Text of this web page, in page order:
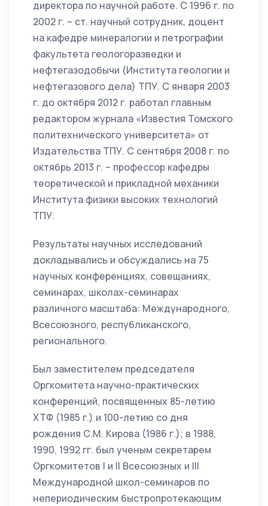
директора по научной работе. С 1996 г. по
2002 г. – ст. научный сотрудник, доцент
на кафедре минералогии и петрографии
факультета геологоразведки и
нефтегазодобычи (Института геологии и
нефтегазового дела) ТПУ. С января 2003
г. до октября 2012 г. работал главным
редактором журнала «Известия Томского
политехнического университета» от
Издательства ТПУ. С сентября 2008 г. по
октябрь 2013 г. – профессор кафедры
теоретической и прикладной механики
Института физики высоких технологий
ТПУ.
Результаты научных исследований
докладывались и обсуждались на 75
научных конференциях, совещаниях,
семинарах, школах-семинарах
различного масштаба: Международного,
Всесоюзного, республиканского,
регионального.
Был заместителем председателя
Оргкомитета научно-практических
конференций, посвященных 85-летию
ХТФ (1985 г.) и 100-летию со дня
рождения С.М. Кирова (1986 г.); в 1988,
1990, 1992 гг. был ученым секретарем
Оргкомитетов I и II Всесоюзных и III
Международной школ-семинаров по
непериодическим быстропротекающим